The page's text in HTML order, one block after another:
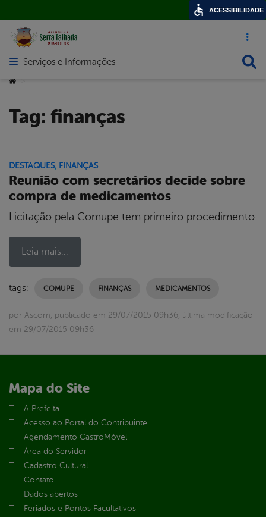
Acesso
Abrir menu principal de navegação
Serviços e Informações
Você está aqui:
Tag: finanças
DESTAQUES, FINANÇAS
Reunião com secretários decide sobre
compra de medicamentos
Licitação pela Comupe tem primeiro procedimento
Leia mais...
tags: COMUPE FINANÇAS MEDICAMENTOS
por Ascom, publicado em 29/07/2015 09h36, última modificação
em 29/07/2015 09h36
Mapa do Site
A Prefeita
Acesso ao Portal do Contribuinte
Agendamento CastroMóvel
Área do Servidor
Cadastro Cultural
Contato
Dados abertos
Feriados e Pontos Facultativos
ACESSIBILIDADE